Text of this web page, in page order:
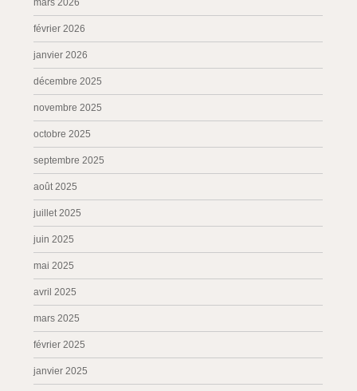
mars 2026
février 2026
janvier 2026
décembre 2025
novembre 2025
octobre 2025
septembre 2025
août 2025
juillet 2025
juin 2025
mai 2025
avril 2025
mars 2025
février 2025
janvier 2025